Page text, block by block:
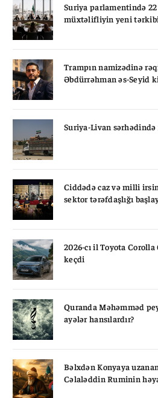
Suriya parlamentində
müxtəlifliyin yeni tərkibi
Trampın namizədinə
Əbdürrəhman əs-Seyid
Suriya-Livan
Ciddədə caz və milli
sektor tərəfdaşlığı
2026-cı il Toyota
keçdi
Quranda Məhəmməd
ayələr hansılardır?
Bəlxdən Konyaya
Cəlaləddin Ruminin